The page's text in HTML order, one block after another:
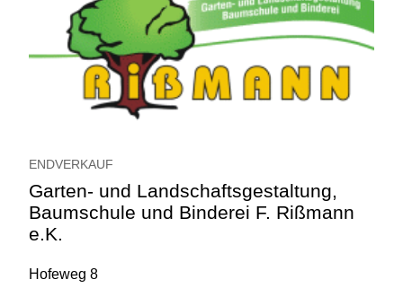
ENDVERKAUF
Garten- und Landschaftsgestaltung,
Baumschule und Binderei F. Rißmann
e.K.
Hofeweg 8